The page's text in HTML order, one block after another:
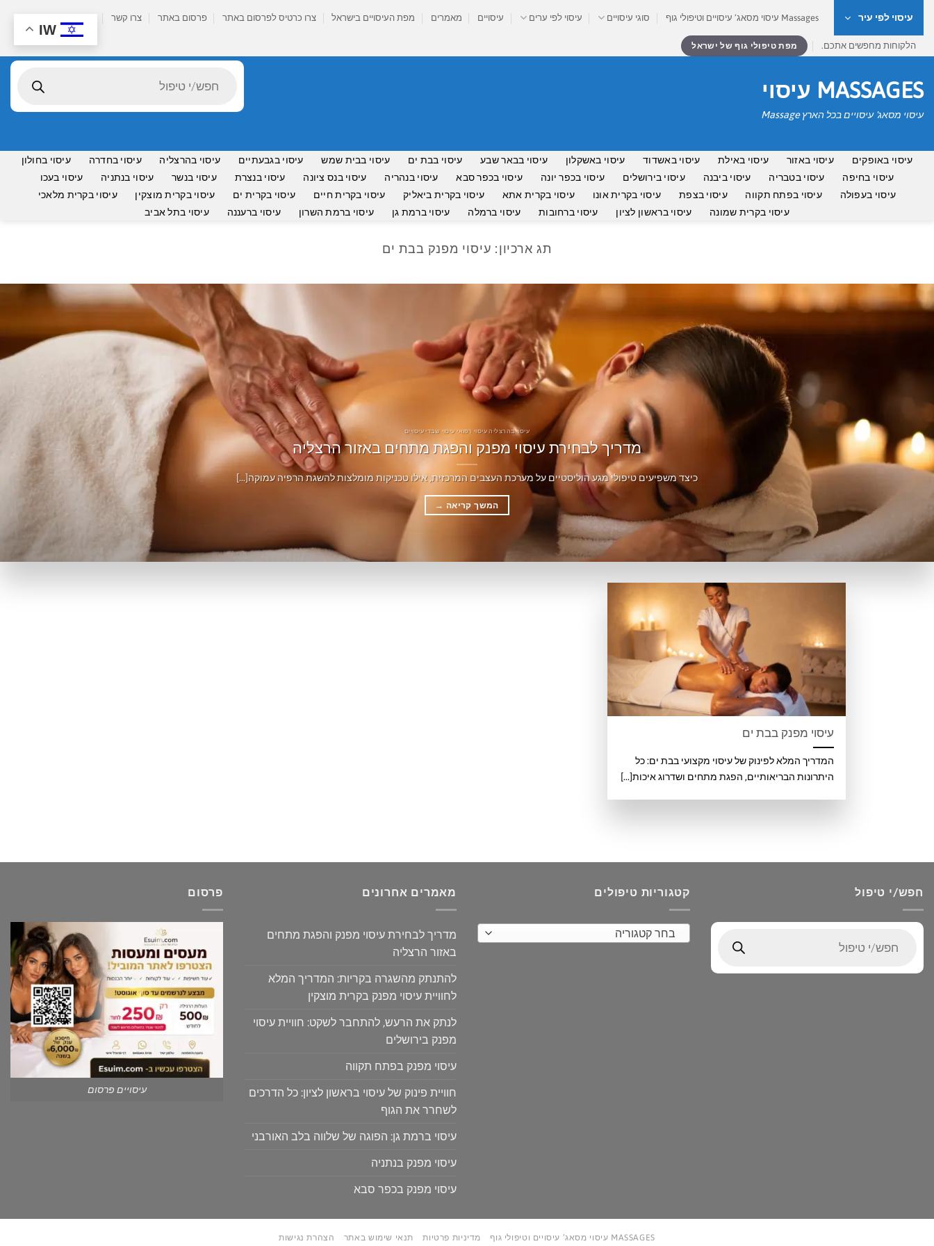
content
עיסוי לפי עיר Massages עיסוי מסאג’ עיסויים וטיפולי גוף סוגי עיסויים עיסוי לפי ערים עיסויים מאמרים מפת העיסויים בישראל צרו כרטיס לפרסום באתר פרסום באתר צרו קשר
הלקוחות מחפשים אתכם. מפת טיפולי גוף של ישראל
MASSAGES עיסוי
עיסוי מסאג' עיסויים בכל הארץ Massage
עיסוי באופקים עיסוי באזור עיסוי באילת עיסוי באשדוד עיסוי באשקלון עיסוי בבאר שבע עיסוי בבת ים עיסוי בבית שמש עיסוי בגבעתיים עיסוי בהרצליה עיסוי בחדרה
עיסוי בחולון
עיסוי בחיפה
עיסוי בטבריה עיסוי ביבנה עיסוי בירושלים עיסוי בכפר יונה עיסוי בכפר סבא עיסוי בנהריה עיסוי בנס ציונה עיסוי בנצרת עיסוי בנשר עיסוי בנתניה
עיסוי בעכו
עיסוי בעפולה
עיסוי בפתח תקווה עיסוי בצפת עיסוי בקרית אונו עיסוי בקרית אתא עיסוי בקרית ביאליק עיסוי בקרית חיים עיסוי בקרית ים עיסוי בקרית מוצקין
עיסוי בקרית מלאכי
עיסוי בקרית שמונה
עיסוי בראשון לציון עיסוי ברחובות עיסוי ברמלה עיסוי ברמת גן עיסוי ברמת השרון עיסוי ברעננה עיסוי בתל אביב
תג ארכיון: עיסוי מפנק בבת ים
עיסוי בהרצליה עיסוי רפואי עיסוי שבדי עיסויים
מדריך לבחירת עיסוי מפנק והפגת מתחים באזור הרצליה
כיצד משפיעים טיפולי מגע הוליסטיים על מערכת העצבים המרכזית, אילו טכניקות מומלצות להשגת הרפיה עמוקה[...]
המשך קריאה →
עיסוי מפנק בבת ים
המדריך המלא לפינוק של עיסוי מקצועי בבת ים: כל
היתרונות הבריאותיים, הפגת מתחים ושדרוג איכות[...]
חפש/י טיפול
search
קטגוריות טיפולים
בחר קטגוריה
מאמרים אחרונים
מדריך לבחירת עיסוי מפנק והפגת מתחים
באזור הרצליה
להתנתק מהשגרה בקריות: המדריך המלא
לחוויית עיסוי מפנק בקרית מוצקין
לנתק את הרעש, להתחבר לשקט: חוויית עיסוי
מפנק בירושלים
עיסוי מפנק בפתח תקווה
חוויית פינוק של עיסוי בראשון לציון: כל הדרכים
לשחרר את הגוף
עיסוי ברמת גן: הפוגה של שלווה בלב האורבני
עיסוי מפנק בנתניה
עיסוי מפנק בכפר סבא
פרסום
עיסויים פרסום
MASSAGES עיסוי מסאג’ עיסויים וטיפולי גוף מדיניות פרטיות תנאי שימוש באתר הצהרת נגישות
IW